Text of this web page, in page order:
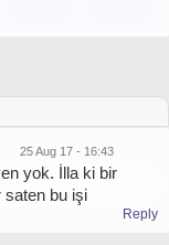
25 Aug 17 - 16:43
yok. İlla ki bir
saten bu işi
Reply